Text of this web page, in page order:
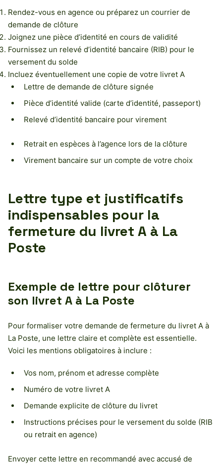
Rendez-vous en agence ou préparez un courrier de
demande de clôture
Joignez une pièce d’identité en cours de validité
Fournissez un relevé d’identité bancaire (RIB) pour le
versement du solde
Incluez éventuellement une copie de votre livret A
Lettre de demande de clôture signée
Pièce d’identité valide (carte d’identité, passeport)
Relevé d’identité bancaire pour virement
Retrait en espèces à l’agence lors de la clôture
Virement bancaire sur un compte de votre choix
Lettre type et justificatifs
indispensables pour la
fermeture du livret A à La
Poste
Exemple de lettre pour clôturer
son livret A à La Poste
Pour formaliser votre demande de fermeture du livret A à
La Poste, une lettre claire et complète est essentielle.
Voici les mentions obligatoires à inclure :
Vos nom, prénom et adresse complète
Numéro de votre livret A
Demande explicite de clôture du livret
Instructions précises pour le versement du solde (RIB
ou retrait en agence)
Envoyer cette lettre en recommandé avec accusé de